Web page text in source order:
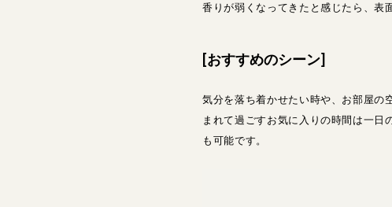
香りが弱くなってきたと感じたら、表
[おすすめのシーン]
気分を落ち着かせたい時や、お部屋の
まれて過ごすお気に入りの時間は一
も可能です。